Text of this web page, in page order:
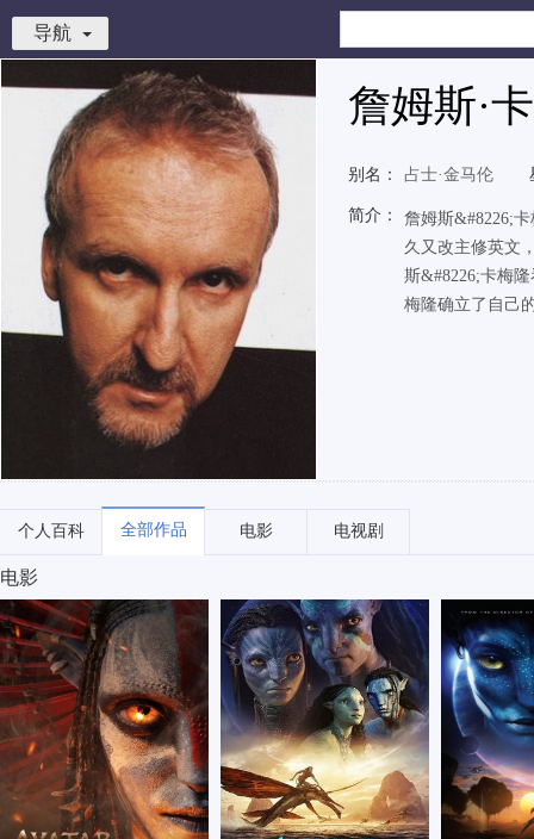
导航
詹姆斯·
别名： 占士·金马伦
简介：
詹姆斯&#8226;
久又改主修英文
斯&#8226;卡梅
梅隆确立了自己
个人百科 全部作品 电影 电视剧
电影